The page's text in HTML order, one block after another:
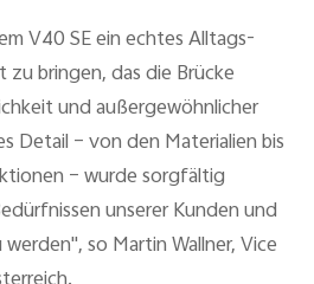
V40 SE ein echtes Alltags-
zu bringen, das die Brücke
und außergewöhnlicher
Detail – von den Materialien bis
– wurde sorgfältig
unserer Kunden und
so Martin Wallner, Vice